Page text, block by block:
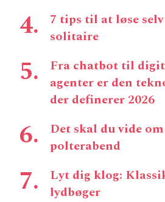
7 tips til at løse
solitaire
Fra chatbot til
agenter er den
der definerer 2026
Det skal du vide
polterabend
Lyt dig klog:
lydbøger